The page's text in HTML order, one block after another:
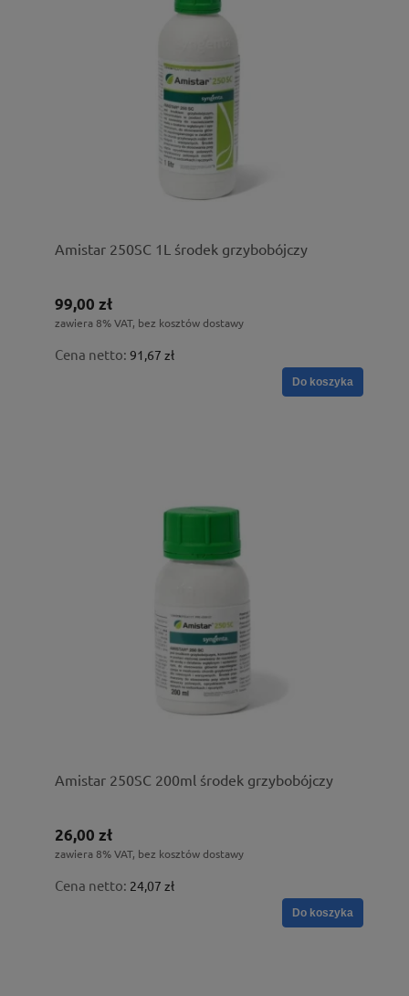
Amistar 250SC 1L środek grzybobójczy
99,00 zł
zawiera 8% VAT, bez kosztów dostawy
Cena netto: 91,67 zł
Do koszyka
Amistar 250SC 200ml środek grzybobójczy
26,00 zł
zawiera 8% VAT, bez kosztów dostawy
Cena netto: 24,07 zł
Do koszyka